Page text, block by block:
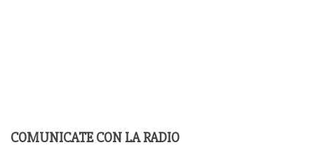
COMUNICATE CON LA RADIO